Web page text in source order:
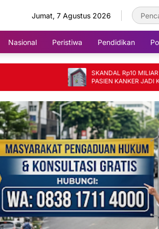
Jumat, 7 Agustus 2026
Nasional Peristiwa Pendidikan
SKANDAL Rp10 MILIAR DI RSUD
PASIEN KANKER JADI KORBAN, BARANG
FIKTIF